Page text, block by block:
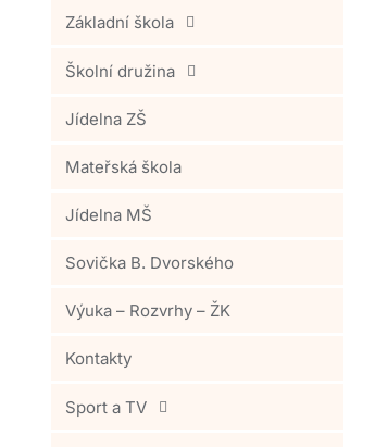
Základní škola
Školní družina
Jídelna ZŠ
Mateřská škola
Jídelna MŠ
Sovička B. Dvorského
Výuka – Rozvrhy – ŽK
Kontakty
Sport a TV